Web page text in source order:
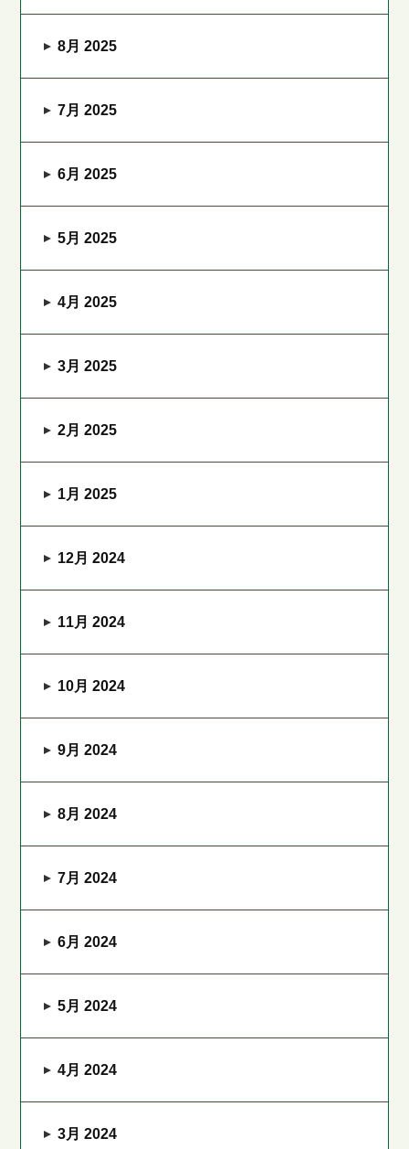
8月 2025
7月 2025
6月 2025
5月 2025
4月 2025
3月 2025
2月 2025
1月 2025
12月 2024
11月 2024
10月 2024
9月 2024
8月 2024
7月 2024
6月 2024
5月 2024
4月 2024
3月 2024